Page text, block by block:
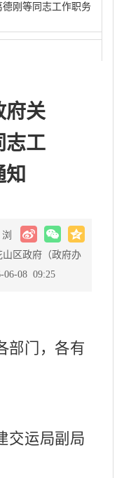
刚等同志工作职务
府关
志工
政府（政府办
08 09:25
部门，各有
交运局副局